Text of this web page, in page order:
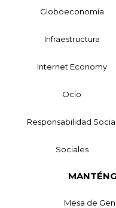
Globoeconomía
Infraestructura
Internet Economy
Ocio
Responsabilidad Social
Sociales
Mesa de